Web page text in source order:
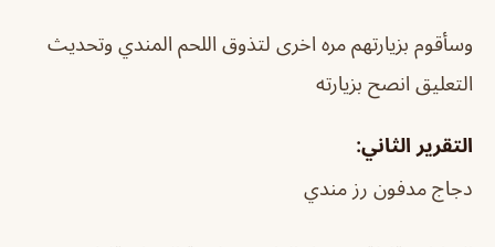
وسأقوم بزيارتهم مره اخرى لتذوق اللحم المندي وتحديث
التعليق انصح بزيارته
التقرير الثاني:
دجاج مدفون رز مندي